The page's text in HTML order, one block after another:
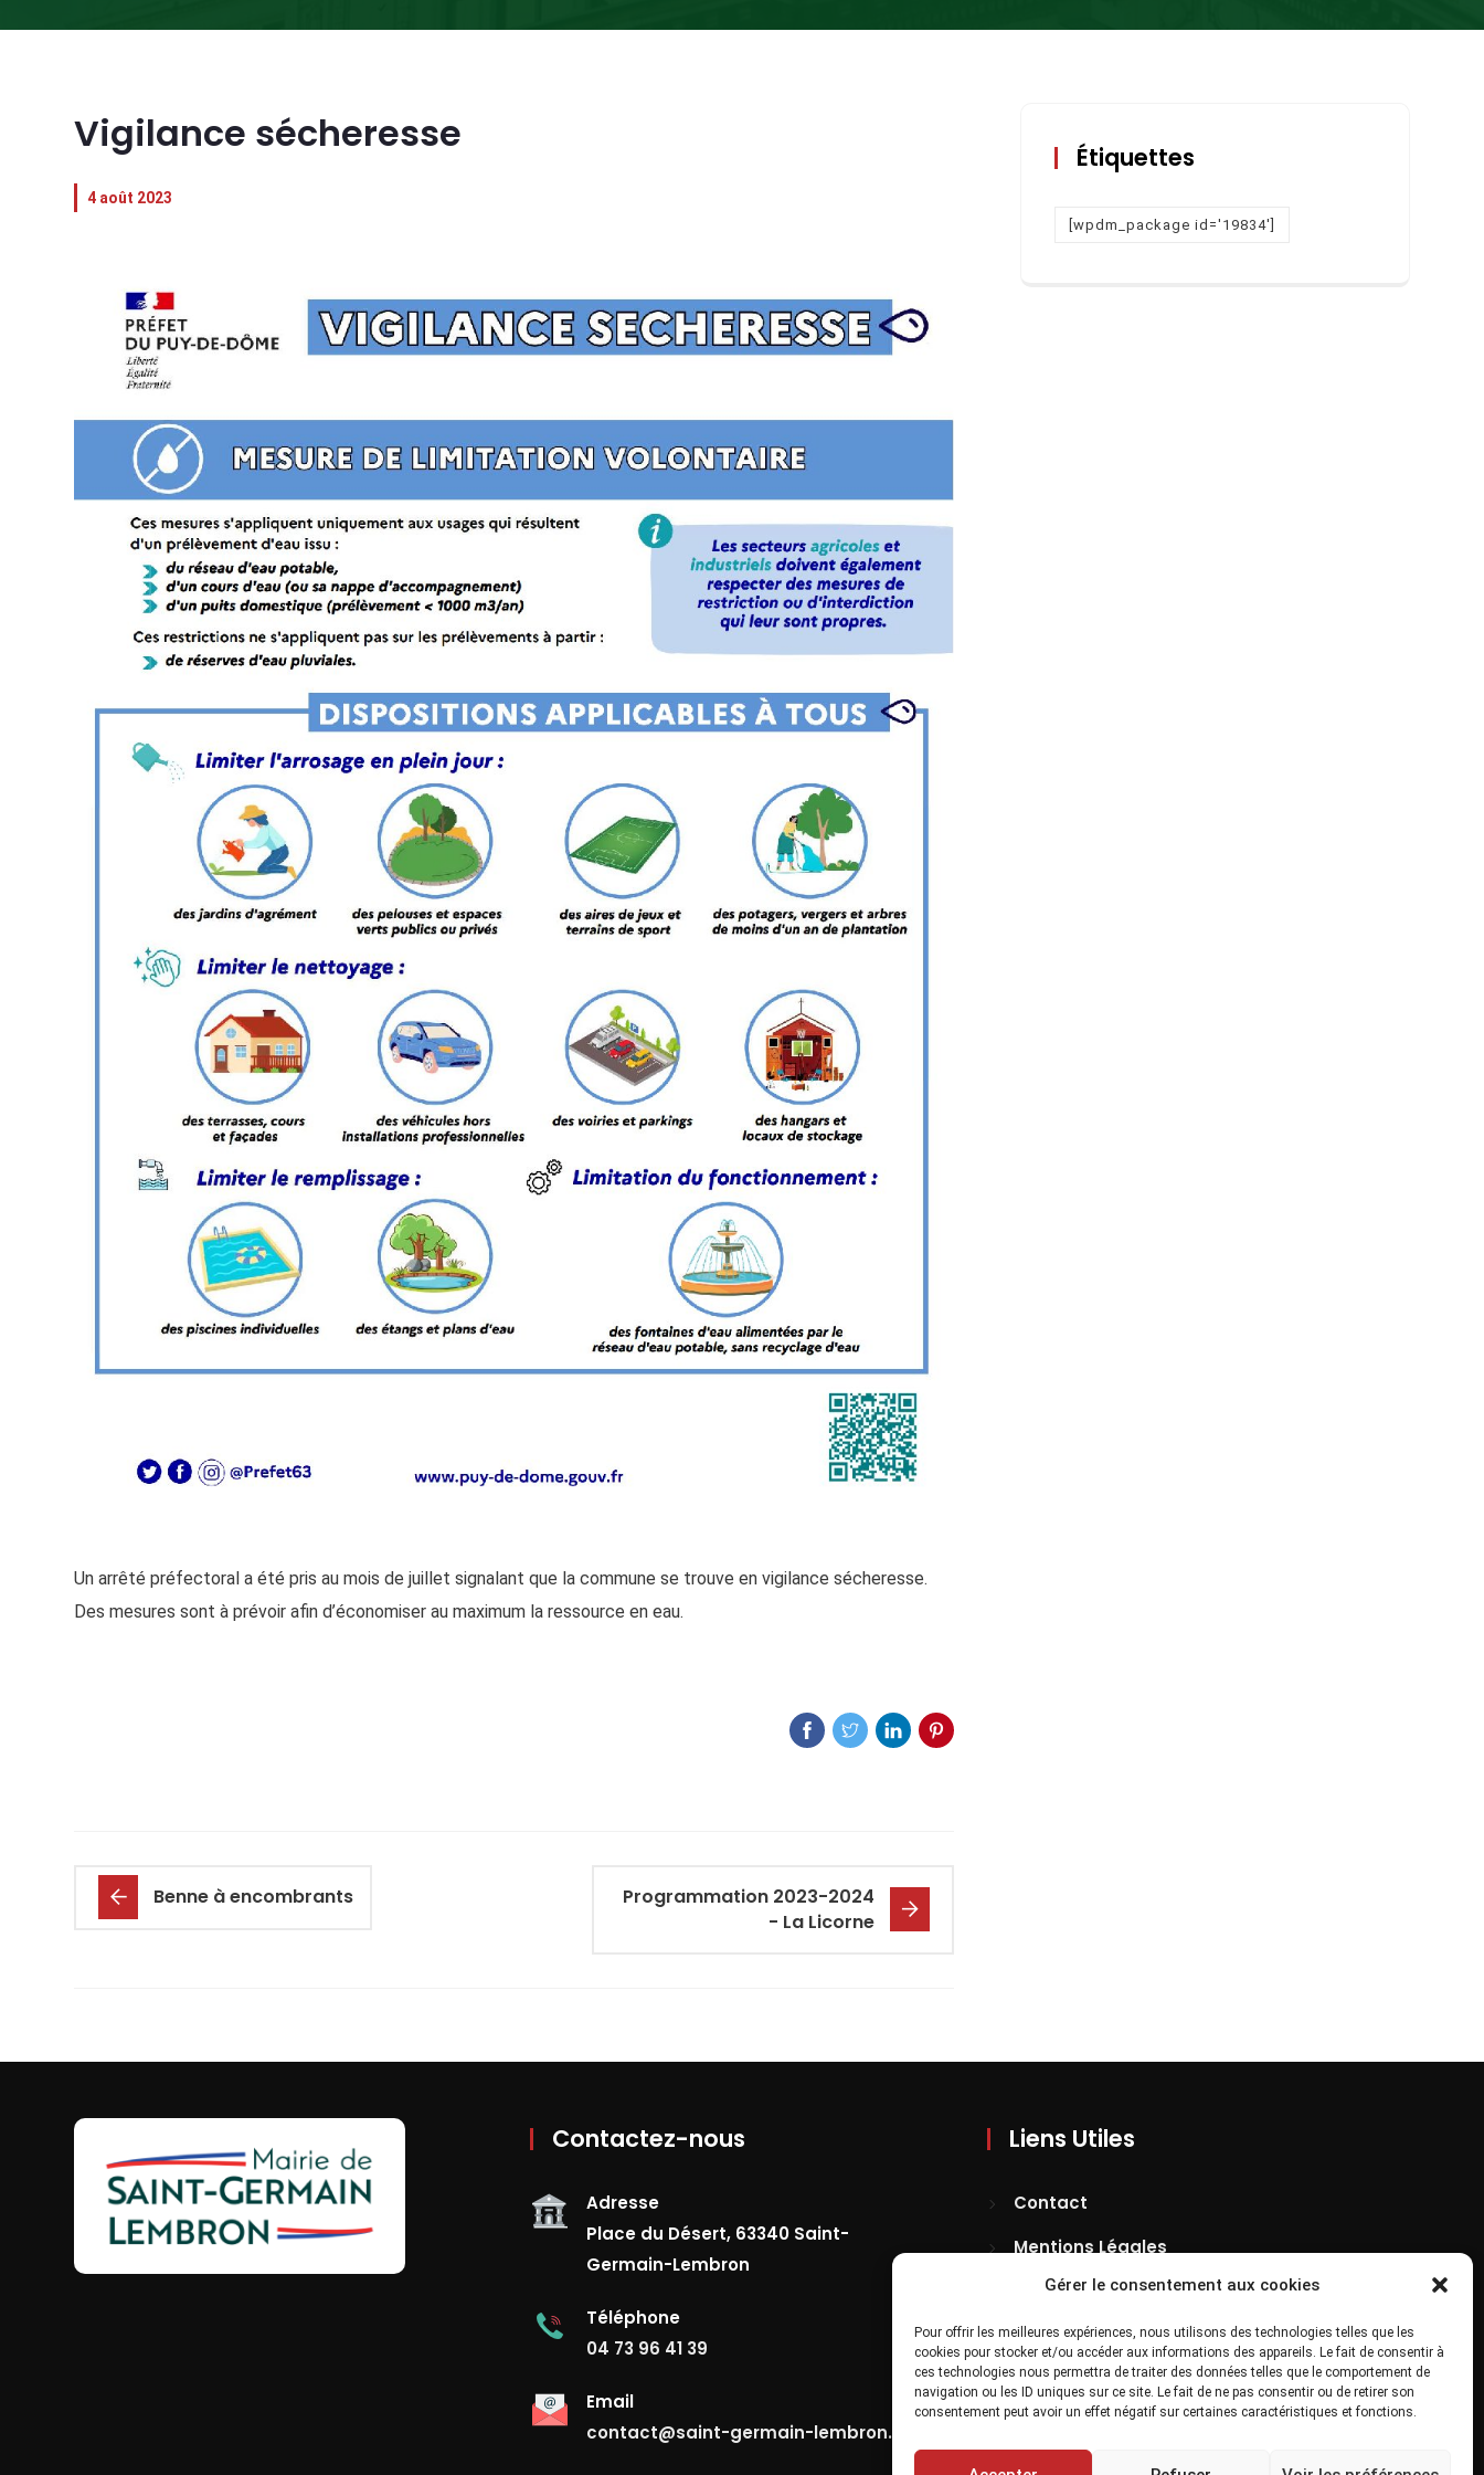
Gérer le consentement aux cookies
Pour offrir les meilleures expériences, nous utilisons des technologies telles que les
cookies pour stocker et/ou accéder aux informations des appareils. Le fait de consentir à
ces technologies nous permettra de traiter des données telles que le comportement de
navigation ou les ID uniques sur ce site. Le fait de ne pas consentir ou de retirer son
consentement peut avoir un effet négatif sur certaines caractéristiques et fonctions.
Vigilance sécheresse
4 août 2023
Un arrêté préfectoral a été pris au mois de juillet signalant que la commune se trouve en vigilance sécheresse.
Des mesures sont à prévoir afin d’économiser au maximum la ressource en eau.
Benne à encombrants
Programmation 2023-2024
- La Licorne
Étiquettes
[wpdm_package id='19834']
Contactez-nous
Adresse
Place du Désert, 63340 Saint-
Germain-Lembron
Téléphone
04 73 96 41 39
Email
contact@saint-germain-lembron.fr
Liens Utiles
Contact
Mentions Légales
Confidentialité
Site Map